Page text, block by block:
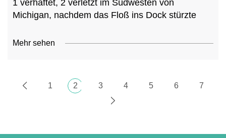
1 verhaftet, 2 verletzt im Südwesten von
Michigan, nachdem das Floß ins Dock stürzte
Mehr sehen
1 2 3 4 5 6 7